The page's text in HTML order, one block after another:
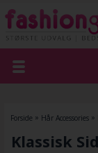
Forside » Hår Accessories»
Klassisk